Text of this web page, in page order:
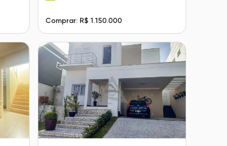
Comprar: R$ 1.150.000